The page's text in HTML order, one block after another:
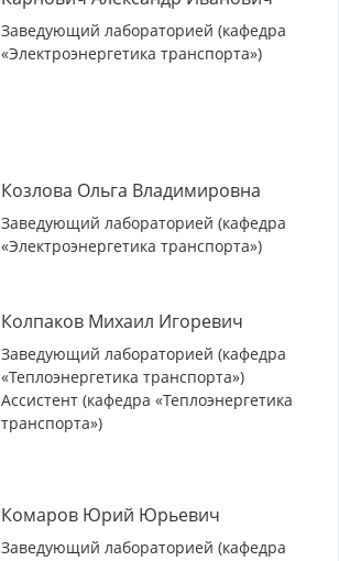
Заведующий лабораторией (кафедра
«Электроэнергетика транспорта»)
Козлова Ольга Владимировна
Заведующий лабораторией (кафедра
«Электроэнергетика транспорта»)
Колпаков Михаил Игоревич
Заведующий лабораторией (кафедра
«Теплоэнергетика транспорта»)
Ассистент (кафедра «Теплоэнергетика
транспорта»)
Комаров Юрий Юрьевич
Заведующий лабораторией (кафедра